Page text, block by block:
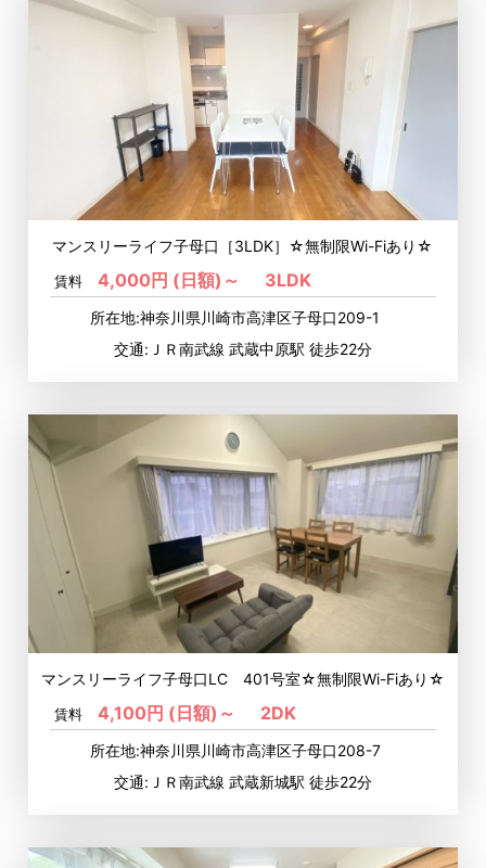
マンスリーライフ子母口［3LDK］☆無制限Wi-Fiあり☆
賃料 4,000円 (日額)～ 3LDK
所在地:神奈川県川崎市高津区子母口209-1
交通:ＪＲ南武線 武蔵中原駅 徒歩22分
マンスリーライフ子母口LC 401号室☆無制限Wi-Fiあり☆
賃料 4,100円 (日額)～ 2DK
所在地:神奈川県川崎市高津区子母口208-7
交通:ＪＲ南武線 武蔵新城駅 徒歩22分